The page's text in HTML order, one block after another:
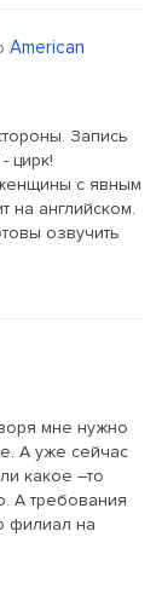
American
Запись
цирк!
с явным
на английском.
озвучить
мне нужно
А уже сейчас
какое –то
А требования
филиал на